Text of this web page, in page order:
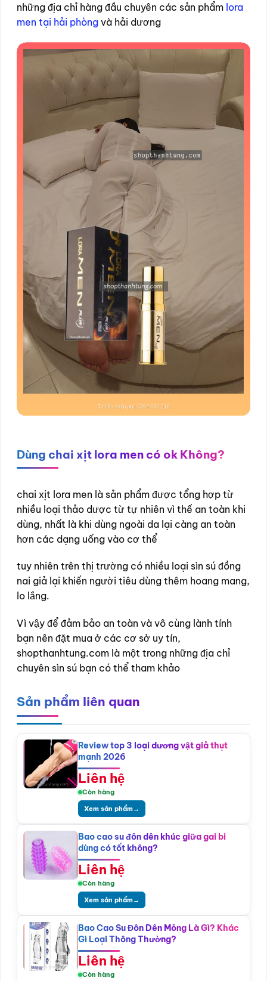
những địa chỉ hàng đầu chuyên các sản phẩm lora
men tại hải phòng và hải dương
Dùng chai xịt lora men có ok Không?
chai xịt lora men là sản phẩm được tổng hợp từ
nhiều loại thảo dược từ tự nhiên vì thế an toàn khi
dùng, nhất là khi dùng ngoài da lại càng an toàn
hơn các dạng uống vào cơ thể
tuy nhiên trên thị trường có nhiều loại sìn sú đồng
nai giả lại khiến người tiêu dùng thêm hoang mang,
lo lắng.
Vì vậy để đảm bảo an toàn và vô cùng lành tính
bạn nên đặt mua ở các cơ sở uy tín,
shopthanhtung.com là một trong những địa chỉ
chuyên sìn sú bạn có thể tham khảo
Sản phẩm liên quan
Review top 3 loại dương vật giả thụt
mạnh 2026
Liên hệ
Còn hàng
Xem sản phẩm→
Bao cao su đôn dên khúc giữa gai bi
dùng có tốt không?
Liên hệ
Còn hàng
Xem sản phẩm→
Bao Cao Su Đôn Dên Mỏng Là Gì? Khác
Gì Loại Thông Thường?
Liên hệ
Còn hàng